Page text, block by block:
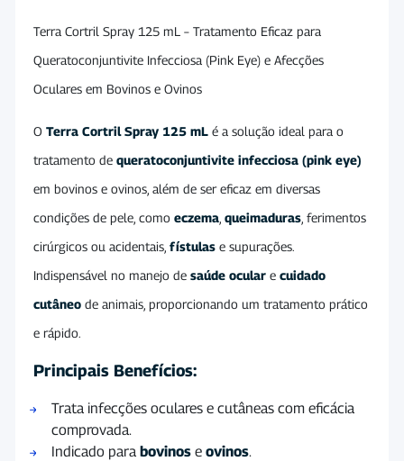
Terra Cortril Spray 125 mL – Tratamento Eficaz para
Queratoconjuntivite Infecciosa (Pink Eye) e Afecções
Oculares em Bovinos e Ovinos
O Terra Cortril Spray 125 mL é a solução ideal para o
tratamento de queratoconjuntivite infecciosa (pink eye)
em bovinos e ovinos, além de ser eficaz em diversas
condições de pele, como eczema queimaduras , ferimentos
cirúrgicos ou acidentais, fístulas e supurações.
Indispensável no manejo de saúde ocular e cuidado
cutâneo de animais, proporcionando um tratamento prático
e rápido.
Principais Benefícios:
Trata infecções oculares e cutâneas com eficácia
comprovada.
Indicado para bovinos e ovinos.